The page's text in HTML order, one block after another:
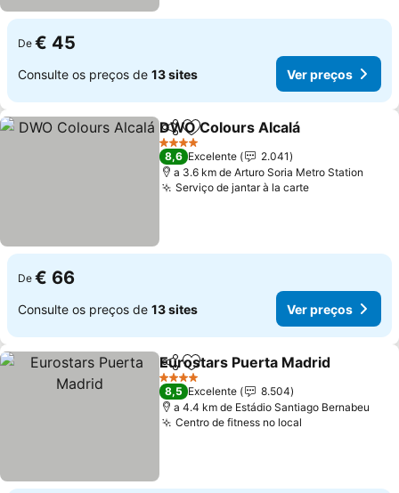
De € 45
Consulte os preços de 13 sites Ver preços
PartilharAdicionar aos favoritos
DWO Colours Alcalá
4 Estrelas
8,6 Excelente
2.041
a 3.6 km de Arturo Soria Metro Station
Serviço de jantar à la carteVer preços
De € 66
Consulte os preços de 13 sites Ver preços
PartilharAdicionar aos favoritos
Eurostars Puerta Madrid
4 Estrelas
8,5 Excelente
8.504
a 4.4 km de Estádio Santiago Bernabeu
Centro de fitness no local